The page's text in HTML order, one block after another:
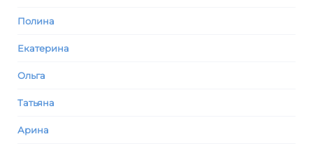
Полина
Екатерина
Ольга
Татьяна
Арина